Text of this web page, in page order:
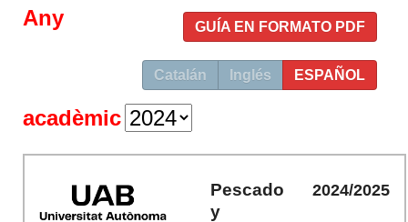
GUÍA EN FORMATO PDF
Catalán Inglés ESPAÑOL
Any
acadèmic
Pescado
y
2024/2025